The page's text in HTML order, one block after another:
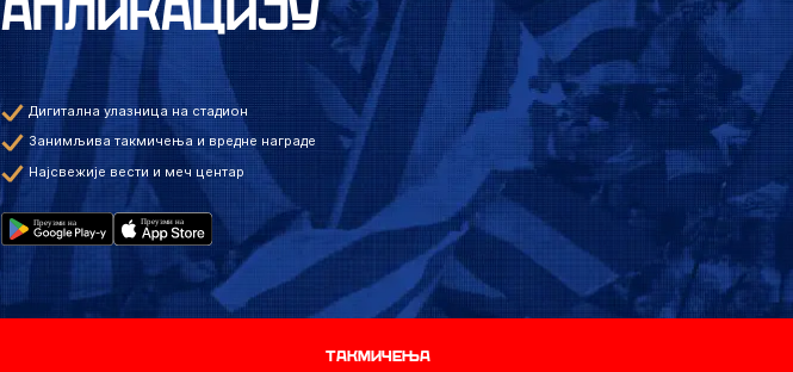
АПЛИКАЦИЈУ
Дигитална улазница на стадион
Занимљива такмичења и вредне награде
Најсвежије вести и меч центар
Такмичења